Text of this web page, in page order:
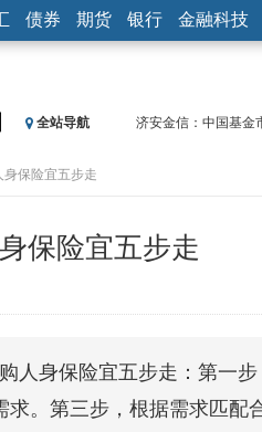
债券 期货 银行 金融科技
全站导航
济安金信：中国基金
济安金信：中国基金
【新华财经调查】
央行公开市场净投
恒生聚源：北斗收官
保险宜五步走
保险宜五步走
人身保险宜五步走：第一
。第三步，根据需求匹配